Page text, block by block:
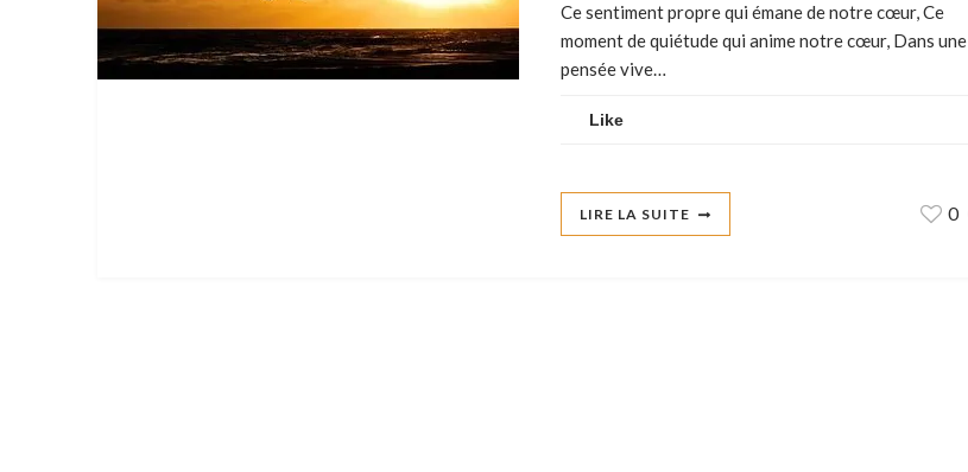
Ce sentiment propre qui émane de notre cœur, Ce
moment de quiétude qui anime notre cœur, Dans une
pensée vive…
Like
LIRE LA SUITE 0